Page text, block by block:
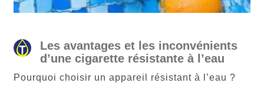
Les avantages et les inconvénients
d’une cigarette résistante à l’eau
Pourquoi choisir un appareil résistant à l’eau ?